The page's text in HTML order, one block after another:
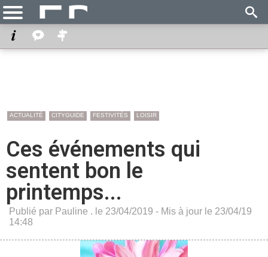
ACTUALITÉ CITYGUIDE FESTIVITÉS LOISIR
Ces événements qui
sentent bon le
printemps...
Publié par Pauline . le 23/04/2019 - Mis à jour le 23/04/19
14:48